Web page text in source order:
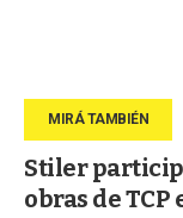
Stiler
obras de